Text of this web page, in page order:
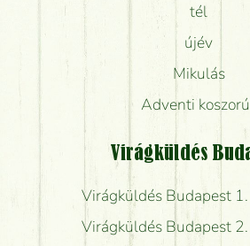
tél
újév
Mikulás
Adventi
Virágküldés
Virágküldés Budapest
Virágküldés Budapest